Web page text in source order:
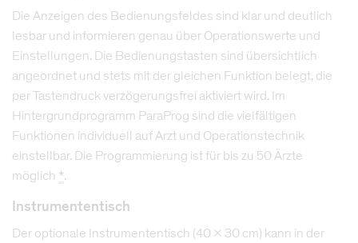
Die Anzeigen des Bedienungsfeldes sind klar und deutlich
lesbar und informieren genau über Operationswerte und
Einstellungen. Die Bedienungstasten sind übersichtlich
angeordnet und stets mit der gleichen Funktion belegt, die
per Tastendruck verzögerungsfrei aktiviert wird. Im
Hintergrundprogramm ParaProg sind die vielfältigen
Funktionen individuell auf Arzt und Operationstechnik
einstellbar. Die Programmierung ist für bis zu 50 Ärzte
möglich *.
Instrumententisch
Der optionale Instrumententisch (40 x 30 cm) kann in der